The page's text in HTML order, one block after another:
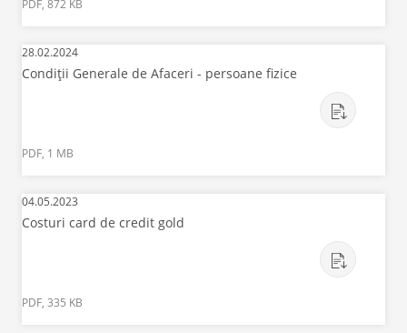
PDF, 872 KB
28.02.2024
Condiții Generale de Afaceri - persoane fizice
PDF, 1 MB
04.05.2023
Costuri card de credit gold
PDF, 335 KB